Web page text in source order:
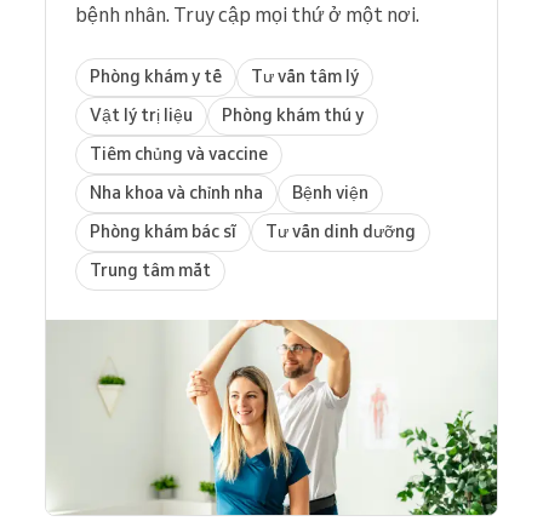
bệnh nhân. Truy cập mọi thứ ở một nơi.
Phòng khám y tế
Tư vấn tâm lý
Vật lý trị liệu
Phòng khám thú y
Tiêm chủng và vaccine
Nha khoa và chỉnh nha
Bệnh viện
Phòng khám bác sĩ
Tư vấn dinh dưỡng
Trung tâm mắt